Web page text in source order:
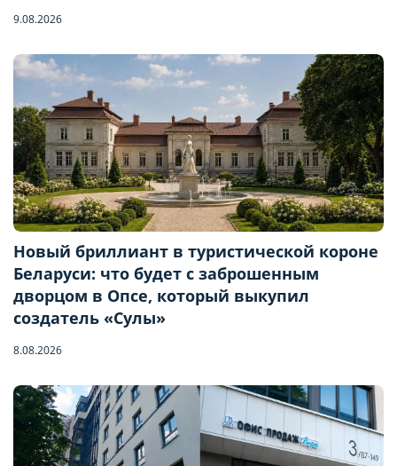
9.08.2026
Новый бриллиант в туристической короне
Беларуси: что будет с заброшенным
дворцом в Опсе, который выкупил
создатель «Сулы»
8.08.2026